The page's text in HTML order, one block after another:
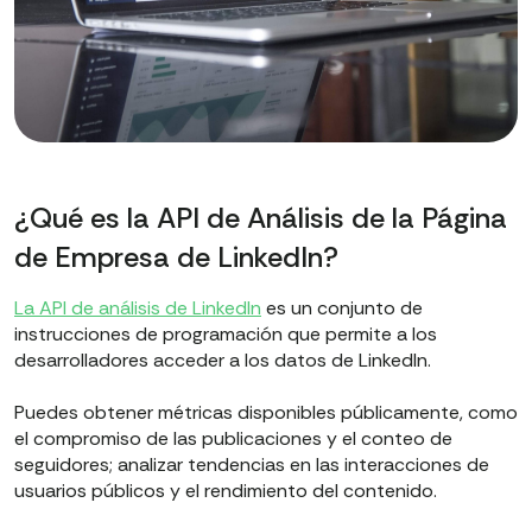
¿Qué es la API de Análisis de la Página
de Empresa de LinkedIn?
La API de análisis de LinkedIn es un conjunto de
instrucciones de programación que permite a los
desarrolladores acceder a los datos de LinkedIn.
Puedes obtener métricas disponibles públicamente, como
el compromiso de las publicaciones y el conteo de
seguidores; analizar tendencias en las interacciones de
usuarios públicos y el rendimiento del contenido.